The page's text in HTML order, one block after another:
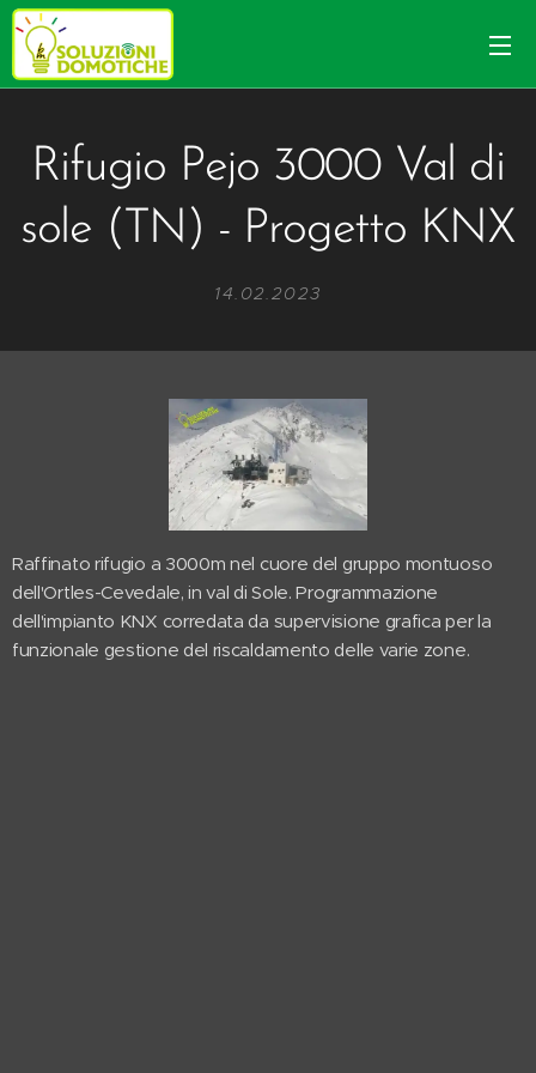
Rifugio Pejo 3000 Val di
sole (TN) - Progetto KNX
14.02.2023
Raffinato rifugio a 3000m nel cuore del gruppo montuoso
dell'Ortles-Cevedale, in val di Sole. Programmazione
dell'impianto KNX corredata da supervisione grafica per la
funzionale gestione del riscaldamento delle varie zone.